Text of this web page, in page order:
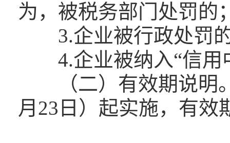
为，被税务部门处罚的
3.企业被行政处罚的
4.企业被纳入“信用
（二）有效期说明。
月23日）起实施，有效